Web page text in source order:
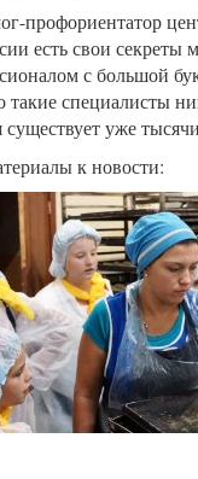
профориентатор
есть свои секреты
с большой
специалисты
существует уже
к новости: